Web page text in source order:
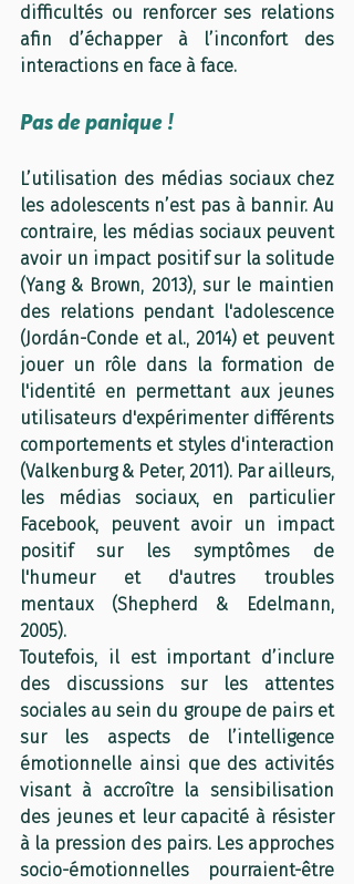
difficultés ou renforcer ses relations
afin d’échapper à l’inconfort des
interactions en face à face.
Pas de panique !
L’utilisation des médias sociaux chez
les adolescents n’est pas à bannir. Au
contraire, les médias sociaux peuvent
avoir un impact positif sur la solitude
(Yang & Brown, 2013), sur le maintien
des relations pendant l'adolescence
(Jordán-Conde et al., 2014) et peuvent
jouer un rôle dans la formation de
l'identité en permettant aux jeunes
utilisateurs d'expérimenter différents
comportements et styles d'interaction
(Valkenburg & Peter, 2011). Par ailleurs,
les médias sociaux, en particulier
Facebook, peuvent avoir un impact
positif sur les symptômes de
l'humeur et d'autres troubles
mentaux (Shepherd & Edelmann,
2005).
Toutefois, il est important d’inclure
des discussions sur les attentes
sociales au sein du groupe de pairs et
sur les aspects de l’intelligence
émotionnelle ainsi que des activités
visant à accroître la sensibilisation
des jeunes et leur capacité à résister
à la pression des pairs. Les approches
socio-émotionnelles pourraient-être